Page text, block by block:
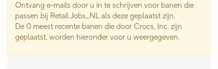
Ontvang e-mails door u in te schrijven voor banen die
passen bij Retail Jobs_NL als deze geplaatst zijn.
De 0 meest recente banen die door Crocs, Inc. zijn
geplaatst, worden hieronder voor u weergegeven.